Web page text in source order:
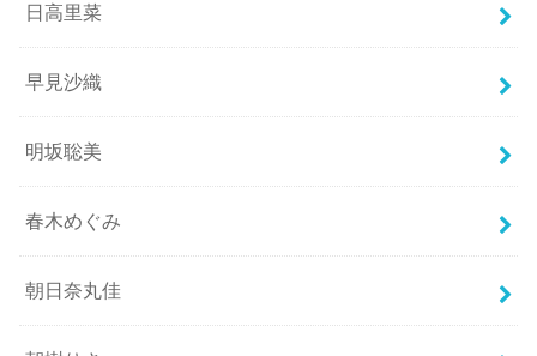
日高里菜
早見沙織
明坂聡美
春木めぐみ
朝日奈丸佳